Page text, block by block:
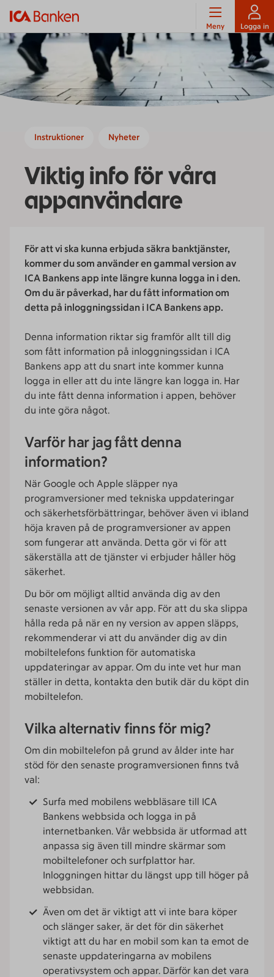
Meny Logga in
Instruktioner Nyheter
Viktig info för våra
appanvändare
För att vi ska kunna erbjuda säkra banktjänster,
kommer du som använder en gammal version av
ICA Bankens app inte längre kunna logga in i den.
Om du är påverkad, har du fått information om
detta på inloggningssidan i ICA Bankens app.
Denna information riktar sig framför allt till dig
som fått information på inloggningssidan i ICA
Bankens app att du snart inte kommer kunna
logga in eller att du inte längre kan logga in. Har
du inte fått denna information i appen, behöver
du inte göra något.
Varför har jag fått denna
information?
När Google och Apple släpper nya
programversioner med tekniska uppdateringar
och säkerhetsförbättringar, behöver även vi ibland
höja kraven på de programversioner av appen
som fungerar att använda. Detta gör vi för att
säkerställa att de tjänster vi erbjuder håller hög
säkerhet.
Du bör om möjligt alltid använda dig av den
senaste versionen av vår app. För att du ska slippa
hålla reda på när en ny version av appen släpps,
rekommenderar vi att du använder dig av din
mobiltelefons funktion för automatiska
uppdateringar av appar. Om du inte vet hur man
ställer in detta, kontakta den butik där du köpt din
mobiltelefon.
Vilka alternativ finns för mig?
Om din mobiltelefon på grund av ålder inte har
stöd för den senaste programversionen finns två
val:
Surfa med mobilens webbläsare till ICA
Bankens webbsida och logga in på
internetbanken. Vår webbsida är utformad att
anpassa sig även till mindre skärmar som
mobiltelefoner och surfplattor har.
Inloggningen hittar du längst upp till höger på
webbsidan.
Även om det är viktigt att vi inte bara köper
och slänger saker, är det för din säkerhet
viktigt att du har en mobil som kan ta emot de
senaste uppdateringarna av mobilens
operativsystem och appar. Därför kan det vara